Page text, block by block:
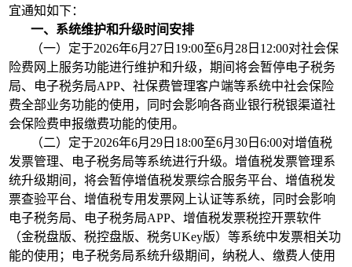
宜通知如下：
一、系统维护和升级时间安排
（一）定于2026年6月27日19:00至6月28日12:00对社会保
险费网上服务功能进行维护和升级，期间将会暂停电子税务
局、电子税务局APP、社保费管理客户端等系统中社会保险
费全部业务功能的使用，同时会影响各商业银行税银渠道社
会保险费申报缴费功能的使用。
（二）定于2026年6月29日18:00至6月30日6:00对增值税
发票管理、电子税务局等系统进行升级。增值税发票管理系
统升级期间，将会暂停增值税发票综合服务平台、增值税发
票查验平台、增值税专用发票网上认证等系统，同时会影响
电子税务局、电子税务局APP、增值税发票税控开票软件
（金税盘版、税控盘版、税务UKey版）等系统中发票相关功
能的使用；电子税务局系统升级期间，纳税人、缴费人使用